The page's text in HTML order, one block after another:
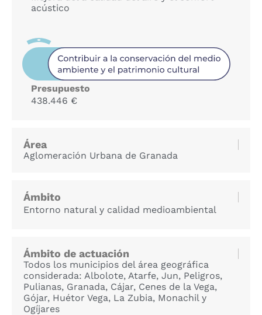
acústico
Presupuesto
438.446 €
Área
Aglomeración Urbana de Granada
Ámbito
Entorno natural y calidad medioambiental
Ámbito de actuación
Todos los municipios del área geográfica
considerada: Albolote, Atarfe, Jun, Peligros,
Pulianas, Granada, Cájar, Cenes de la Vega,
Gójar, Huétor Vega, La Zubia, Monachil y
Ogíjares